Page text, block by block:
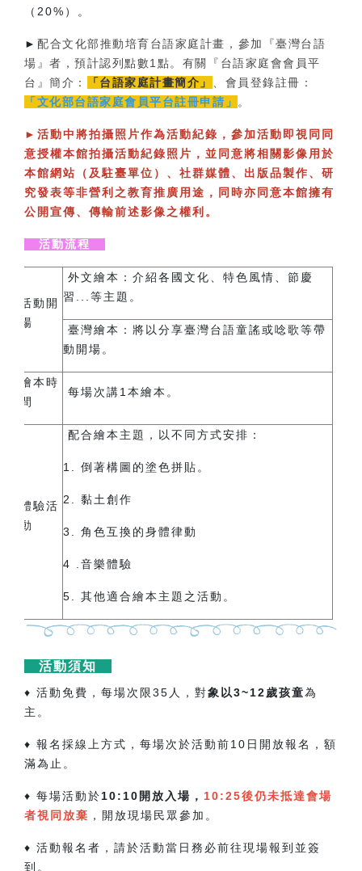
（20%）。
► 配合文化部推動培育台語家庭計畫，參加『臺灣台語
場』者，預計認列點數1點。有關『台語家庭會會員平
台』簡介：
「台語家庭計畫簡介」 、會員登錄註冊：
「文化部台語家庭會員平台註冊申請」 。
► 活動中將拍攝照片作為活動紀錄，參加活動即視同同
意授權本館拍攝活動紀錄照片，並同意將相關影像用於
本館網站（及駐臺單位）、社群媒體、出版品製作、研
究發表等非營利之教育推廣用途，同時亦同意本館擁有
公開宣傳、傳輸前述影像之權利。
活動流程
活動開
場
外文繪本： 介紹各國文化、特色風情、節慶
習...等主題。
臺灣繪本： 將以分享臺灣台語童謠或唸歌等帶
動開場。
繪本時
間
每場次講1本繪本。
體驗活
動
配合繪本主題，以不同方式安排：
1. 倒著構圖的塗色拼貼。
2. 黏土創作
3. 角色互換的身體律動
4 .音樂體驗
5. 其他適合繪本主題之活動。
活動須知
♦ 活動免費，每場次限35人，對象以3~12歲孩童為
主。
♦ 報名採線上方式，每場次於活動前10日開放報名，額
滿為止。
♦ 每場活動於10:10開放入場， 10:25後仍未抵達會場
者視同放棄 ，開放現場民眾參加。
♦ 活動報名者，請於活動當日務必前往現場報到並簽
到。